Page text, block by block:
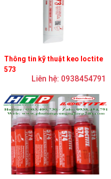
Thông tin kỹ thuật keo loctite
573
Liên hệ: 0938454791